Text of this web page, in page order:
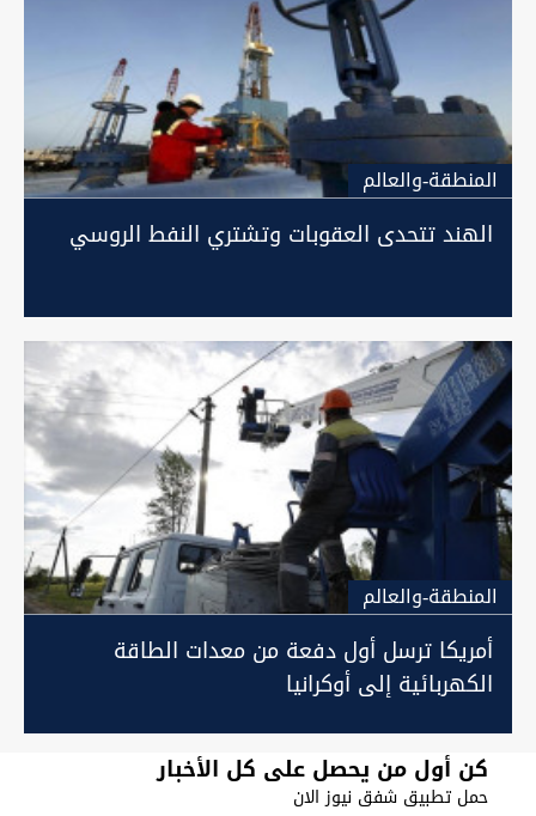
المنطقة-والعالم
الهند تتحدى العقوبات وتشتري النفط الروسي
المنطقة-والعالم
أمريكا ترسل أول دفعة من معدات الطاقة
الكهربائية إلى أوكرانيا
كن أول من يحصل على كل الأخبار
حمل تطبيق شفق نيوز الان